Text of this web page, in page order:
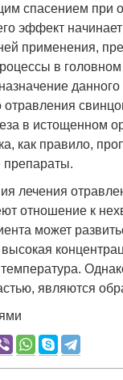
спасением при
эффект
применения,
в головном
данного
отравления
в истощенном
как правило,
препараты.
лечения
отношение к
может
высокая
являются